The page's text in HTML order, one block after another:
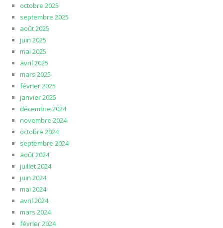
octobre 2025
septembre 2025
août 2025
juin 2025
mai 2025
avril 2025
mars 2025
février 2025
janvier 2025
décembre 2024
novembre 2024
octobre 2024
septembre 2024
août 2024
juillet 2024
juin 2024
mai 2024
avril 2024
mars 2024
février 2024